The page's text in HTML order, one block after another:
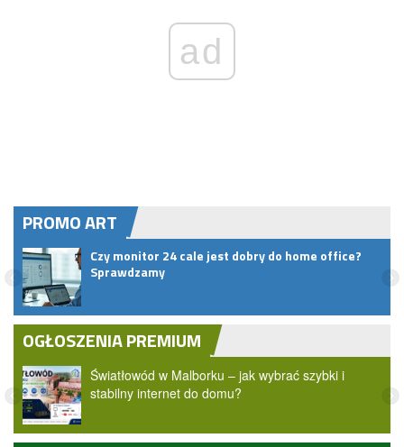
ad
PROMO ART
Czy monitor 24 cale jest dobry do home office?
Sprawdzamy
OGŁOSZENIA PREMIUM
Światłowód w Malborku – jak wybrać szybki i
stabilny internet do domu?